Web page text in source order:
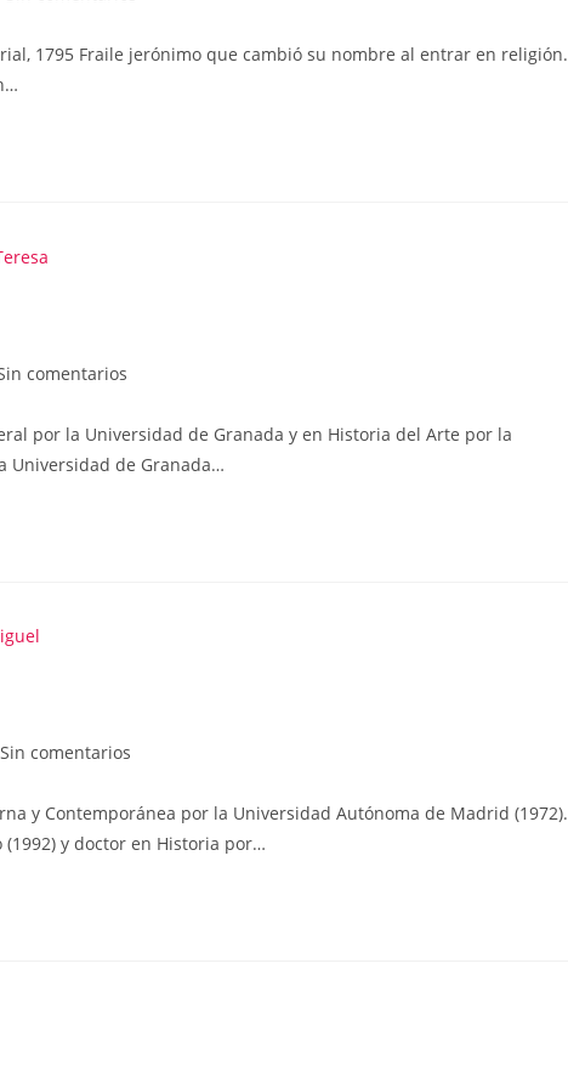
1795 Fraile jerónimo que cambió su nombre al entrar en religión.
comentarios
por la Universidad de Granada y en Historia del Arte por la
Universidad de Granada…
Sin comentarios
y Contemporánea por la Universidad Autónoma de Madrid (1972).
y doctor en Historia por…